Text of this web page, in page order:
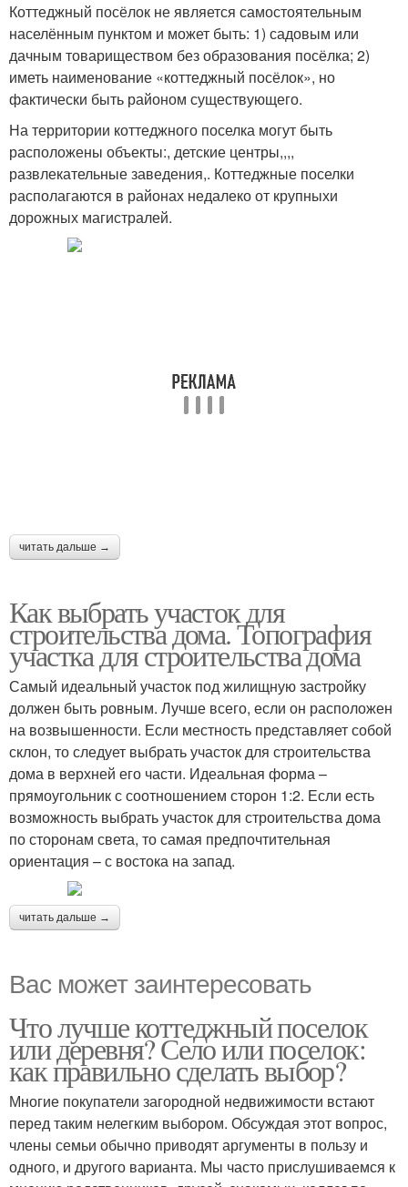
Коттеджный посёлок не является самостоятельным
населённым пунктом и может быть: 1) садовым или
дачным товариществом без образования посёлка; 2)
иметь наименование «коттеджный посёлок», но
фактически быть районом существующего.
На территории коттеджного поселка могут быть
расположены объекты:, детские центры,,,,
развлекательные заведения,. Коттеджные поселки
располагаются в районах недалеко от крупныхи
дорожных магистралей.
читать дальше →
Как выбрать участок для
строительства дома. Топография
участка для строительства дома
Самый идеальный участок под жилищную застройку
должен быть ровным. Лучше всего, если он расположен
на возвышенности. Если местность представляет собой
склон, то следует выбрать участок для строительства
дома в верхней его части. Идеальная форма –
прямоугольник с соотношением сторон 1:2. Если есть
возможность выбрать участок для строительства дома
по сторонам света, то самая предпочтительная
ориентация – с востока на запад.
читать дальше →
Вас может заинтересовать
Что лучше коттеджный поселок
или деревня? Село или поселок:
как правильно сделать выбор?
Многие покупатели загородной недвижимости встают
перед таким нелегким выбором. Обсуждая этот вопрос,
члены семьи обычно приводят аргументы в пользу и
одного, и другого варианта. Мы часто прислушиваемся к